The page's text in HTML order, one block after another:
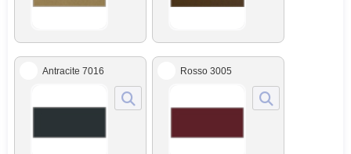
Antracite 7016 Rosso 3005